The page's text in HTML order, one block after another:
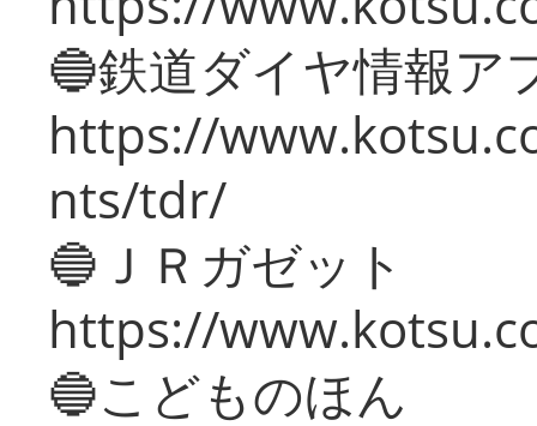
🔵鉄道ダイヤ情報ア
https://
nts/tdr/
🔵ＪＲガゼット
https://
🔵こどものほん